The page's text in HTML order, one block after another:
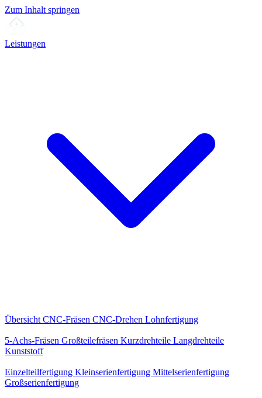
Zum Inhalt springen
Leistungen
Übersicht CNC-Fräsen CNC-Drehen Lohnfertigung
5-Achs-Fräsen Großteilefräsen Kurzdrehteile Langdrehteile
Kunststoff
Einzelteilfertigung Kleinserienfertigung Mittelserienfertigung
Großserienfertigung